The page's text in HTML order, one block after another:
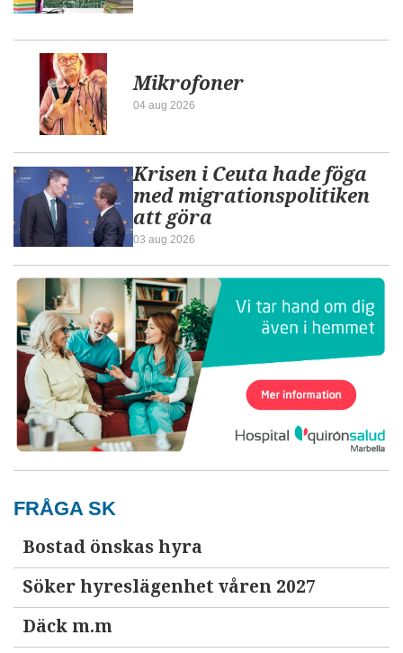
Mikrofoner
04 aug 2026
Krisen i Ceuta hade föga
med migrationspolitiken
att göra
03 aug 2026
FRÅGA SK
Bostad önskas hyra
Söker hyreslägenhet våren 2027
Däck m.m